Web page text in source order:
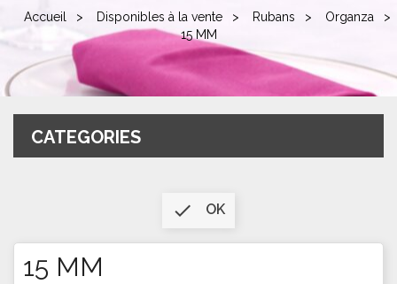
Accueil Disponibles à la vente Rubans
Organza
15 MM
CATEGORIES
 OK
15 MM